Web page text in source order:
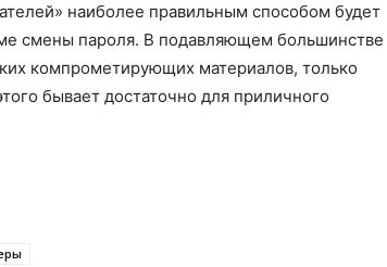
наиболее правильным способом будет
смены пароля. В подавляющем большинстве
компрометирующих материалов, только
бывает достаточно для приличного